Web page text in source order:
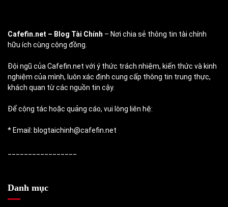
Cafefin.net – Blog Tài Chính – Nơi chia sẻ thông tin tài chính
hữu ích cùng cộng đồng.
Đội ngũ của Cafefin.net với ý thức trách nhiệm, kiến thức và kinh
nghiệm của mình, luôn xác định cung cấp thông tin trung thực,
khách quan từ các nguồn tin cậy.
Để cộng tác hoặc quảng cáo, vui lòng liên hệ:
* Email: blogtaichinh@cafefin.net
Danh mục